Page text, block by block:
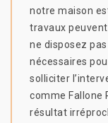
notre maison
travaux
ne disposez
nécessaires
solliciter
comme Fallone
résultat